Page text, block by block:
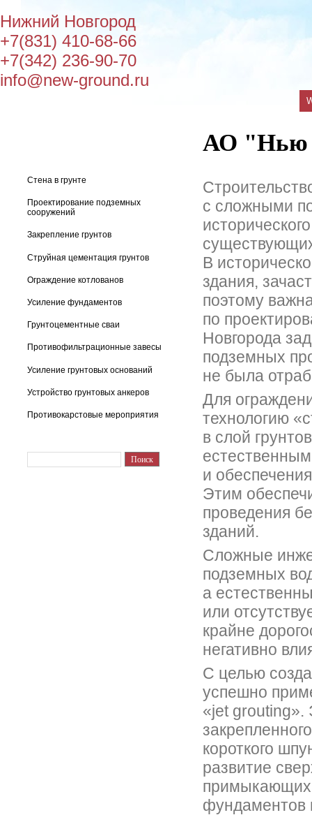
Нижний Новгород
+7(831) 410-68-66
+7(342) 236-90-70
info@new-ground.ru
Стена в грунте
Проектирование подземных
сооружений
Закрепление грунтов
Струйная цементация грунтов
Ограждение котлованов
Усиление фундаментов
Грунтоцементные сваи
Противофильтрационные завесы
Усиление грунтовых оснований
Устройство грунтовых анкеров
Противокарстовые мероприятия
АО "Нью
с сложными
В
здания,
поэтому
по
Новгорода
подземных
не была
Для
технологию
в слой
и
Этим
проведения
зданий.
Сложные
подземных
а
или
крайне
негативно
С целью
успешно
«jet grouting».
короткого
развитие
примыкающих
фундаментов